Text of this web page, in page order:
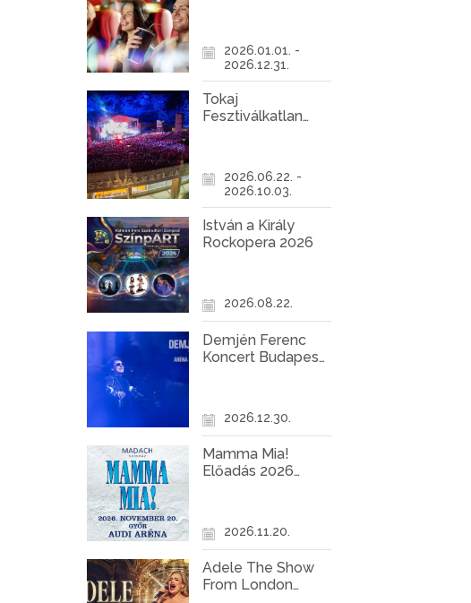
2026.01.01. -
2026.12.31.
Tokaj
Fesztiválkatlan
2026.06.22. -
2026.10.03.
István a Király
Rockopera 2026
2026.08.22.
Demjén Ferenc
Koncert Budapest
2026.12.30.
Mamma Mia!
Előadás 2026
2026.11.20.
Adele The Show
From London